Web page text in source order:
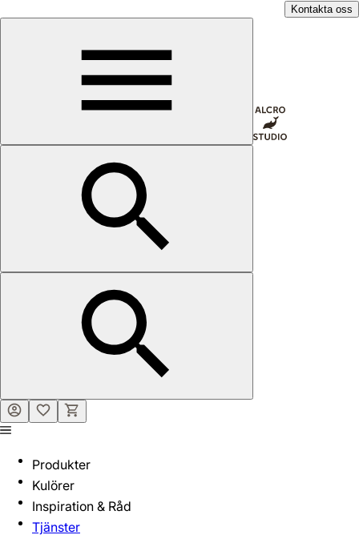
Kontakta oss
Produkter
Kulörer
Inspiration & Råd
Tjänster